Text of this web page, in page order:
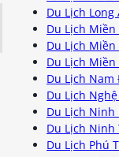
Du Lịch Long
Du Lịch Miền
Du Lịch Miền
Du Lịch
Du Lịch Nam
Du Lịch
Du Lịch Ninh
Du Lịch Ninh
Du Lịch Phú